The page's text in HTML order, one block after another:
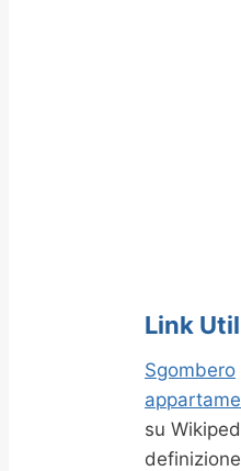
Link
Sgombero
su